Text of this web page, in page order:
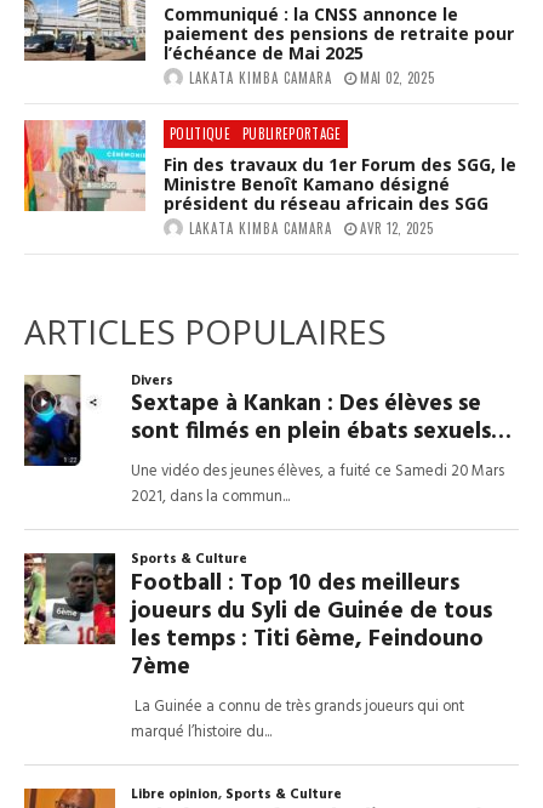
Communiqué : la CNSS annonce le
paiement des pensions de retraite pour
l’échéance de Mai 2025
LAKATA KIMBA CAMARA MAI 02, 2025
POLITIQUE PUBLIREPORTAGE
Fin des travaux du 1er Forum des SGG, le
Ministre Benoît Kamano désigné
président du réseau africain des SGG
LAKATA KIMBA CAMARA AVR 12, 2025
ARTICLES POPULAIRES